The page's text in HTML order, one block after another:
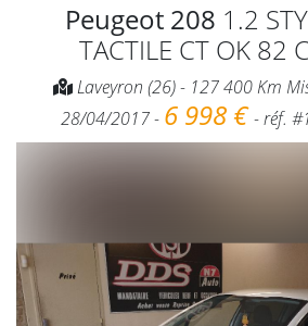
Peugeot 208 1.2
TACTILE CT OK 82
Laveyron (26) - 127 400 Km
28/04/2017 - 6 998 €- réf.